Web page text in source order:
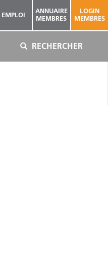
EMPLOI
ANNUAIRE
MEMBRES
LOGIN
MEMBRES
RECHERCHER